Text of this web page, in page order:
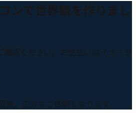
ンで世界観を作りまし
確認ください。お支払いはイメージ
後、正式なご依頼となります